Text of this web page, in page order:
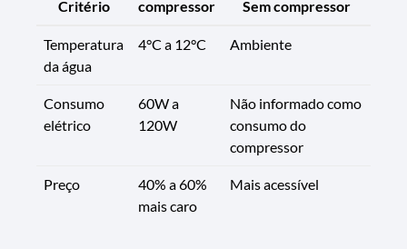
Critério
compressor
Sem compressor
Temperatura
da água
4°C a 12°C Ambiente
Consumo
elétrico
60W a
120W
Não informado como
consumo do
compressor
Preço
40% a 60%
mais caro
Mais acessível